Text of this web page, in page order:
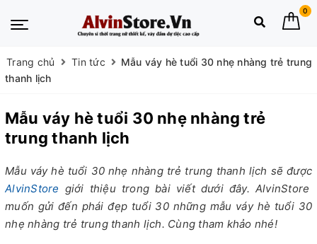
0
Trang chủ Tin tức
Mẫu váy hè tuổi 30 nhẹ nhàng trẻ trung
thanh lịch
Mẫu váy hè tuổi 30 nhẹ nhàng trẻ
trung thanh lịch
Mẫu váy hè tuổi 30 nhẹ nhàng trẻ trung thanh lịch sẽ được
AlvinStore giới thiệu trong bài viết dưới đây. AlvinStore
muốn gửi đến phái đẹp tuổi 30 những mẫu váy hè tuổi 30
nhẹ nhàng trẻ trung thanh lịch. Cùng tham khảo nhé!